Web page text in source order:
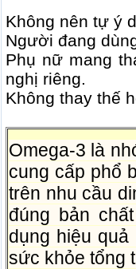
Không nên tự ý
Người đang
Phụ nữ mang
nghị riêng.
Không thay thế
Omega-3 là
cung cấp phổ
trên nhu cầu
đúng bản
dụng hiệu
sức khỏe tổng